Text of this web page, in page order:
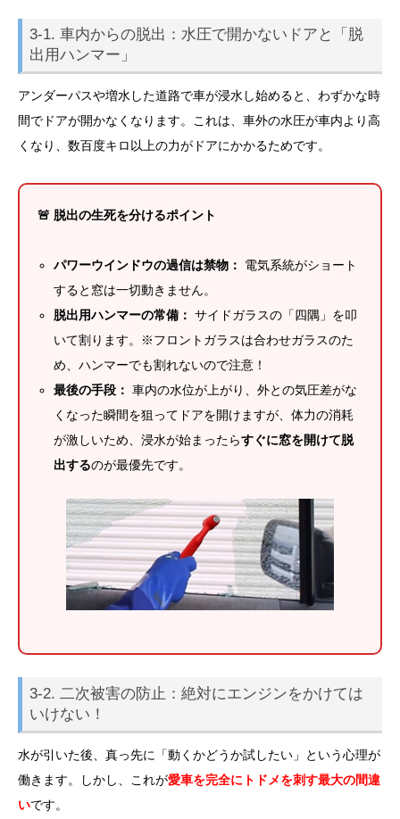
3-1. 車内からの脱出：水圧で開かないドアと「脱
出用ハンマー」
アンダーパスや増水した道路で車が浸水し始めると、わずかな時
間でドアが開かなくなります。これは、車外の水圧が車内より高
くなり、数百度キロ以上の力がドアにかかるためです。
🚨 脱出の生死を分けるポイント
パワーウインドウの過信は禁物：
電気系統がショート
すると窓は一切動きません。
脱出用ハンマーの常備： サイドガラスの「四隅」を叩
いて割ります。※フロントガラスは合わせガラスのた
め、ハンマーでも割れないので注意！
最後の手段： 車内の水位が上がり、外との気圧差がな
くなった瞬間を狙ってドアを開けますが、体力の消耗
が激しいため、浸水が始まったらすぐに窓を開けて脱
出するのが最優先です。
3-2. 二次被害の防止：絶対にエンジンをかけては
いけない！
水が引いた後、真っ先に「動くかどうか試したい」という心理が
働きます。しかし、これが愛車を完全にトドメを刺す最大の間違
いです。